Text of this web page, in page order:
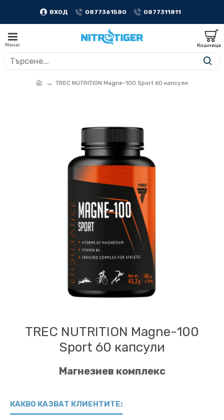
ВХОД 0877361580 0877311811
TREC NUTRITION Magne-100 Sport 60 капсули
TREC NUTRITION Magne-100
Sport 60 капсули
Магнезиев комплекс
КАКВО КАЗВАТ КЛИЕНТИТЕ: